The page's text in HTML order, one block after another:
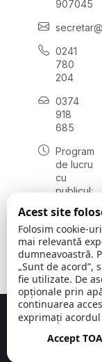
907045
0241
780
204
0374
918
685
Program
de lucru
cu
publicul:
08:00 -
16:30
, vineri:
08:00 -
14:00
Comuna Cerchezu
Concept realizat
Acest site
Folosim cookie-
mai relevantă
dumneavoastră.
„Sunt de acord”,
fie utilizate. De
opționale prin
continuarea
exprimați
Accept